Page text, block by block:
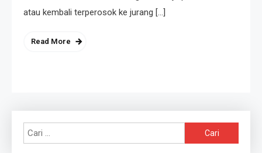
atau kembali terperosok ke jurang […]
Read More
untuk: